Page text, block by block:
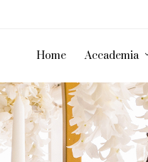
Home Accademia